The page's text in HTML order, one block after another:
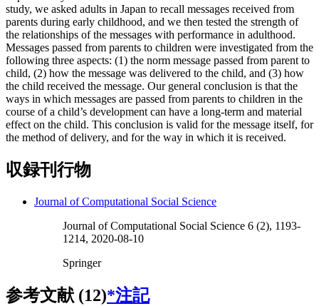
study, we asked adults in Japan to recall messages received from
parents during early childhood, and we then tested the strength of
the relationships of the messages with performance in adulthood.
Messages passed from parents to children were investigated from the
following three aspects: (1) the norm message passed from parent to
child, (2) how the message was delivered to the child, and (3) how
the child received the message. Our general conclusion is that the
ways in which messages are passed from parents to children in the
course of a child’s development can have a long-term and material
effect on the child. This conclusion is valid for the message itself, for
the method of delivery, and for the way in which it is received.
収録刊行物
Journal of Computational Social Science
Journal of Computational Social Science 6 (2), 1193-
1214, 2020-08-10
Springer
参考文献 (12)*注記